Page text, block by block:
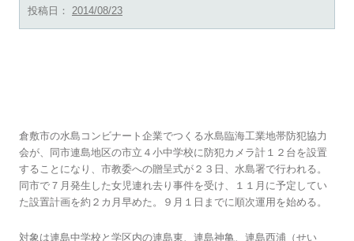
投稿日： 2014/08/23
倉敷市の水島コンビナート企業でつくる水島臨海工業地帯防犯協力
会が、同市連島地区の市立４小中学校に防犯カメラ計１２台を設置
することになり、市教委への贈呈式が２３日、水島署で行われる。
同市で７月発生した女児連れ去り事件を受け、１１月に予定してい
た設置計画を約２カ月早めた。９月１日までに順次運用を始める。
対象は連島中学校と学区内の連島東、連島神亀、連島西浦（せい